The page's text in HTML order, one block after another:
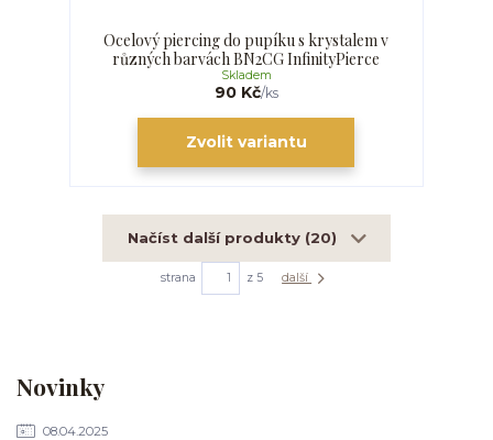
Novinky
08.04.2025
Ocelový piercing do pupíku s krystalem v
různých barvách BN2CG InfinityPierce
90 Kč/ks
Skladem
Zvolit variantu
Načíst další produkty (20)
strana z 5 další